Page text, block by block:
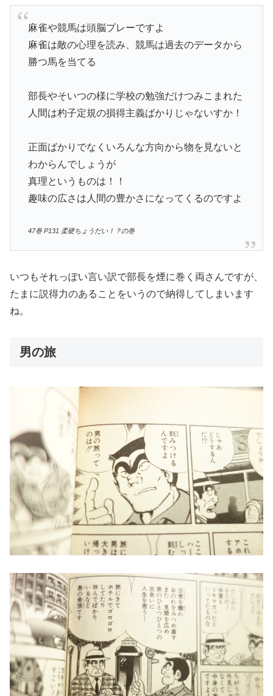
麻雀や競馬は頭脳プレーですよ
麻雀は敵の心理を読み、競馬は過去のデータから
勝つ馬を当てる
部長やそいつの様に学校の勉強だけつみこまれた
人間は杓子定規の損得主義ばかりじゃないすか！
正面ばかりでなくいろんな方向から物を見ないと
わからんでしょうが
真理というものは！！
趣味の広さは人間の豊かさになってくるのですよ
47巻 P131 柔硬ちょうだい！？の巻
いつもそれっぽい言い訳で部長を煙に巻く両さんですが、
たまに説得力のあることをいうので納得してしまいます
ね。
男の旅